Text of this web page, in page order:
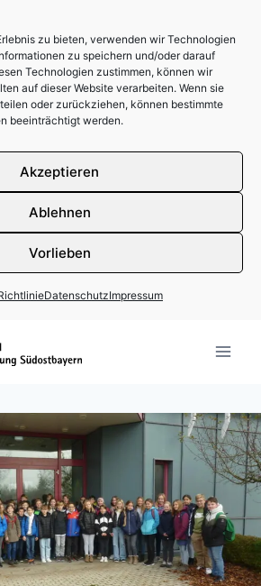
zu bieten, verwenden wir Technologien
zu speichern und/oder darauf
Technologien zustimmen, können wir
auf dieser Website verarbeiten. Wenn sie
oder zurückziehen, können bestimmte
beeinträchtigt werden.
Akzeptieren
Ablehnen
Vorlieben
DatenschutzImpressum